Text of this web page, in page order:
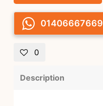
01406667669
0
Description